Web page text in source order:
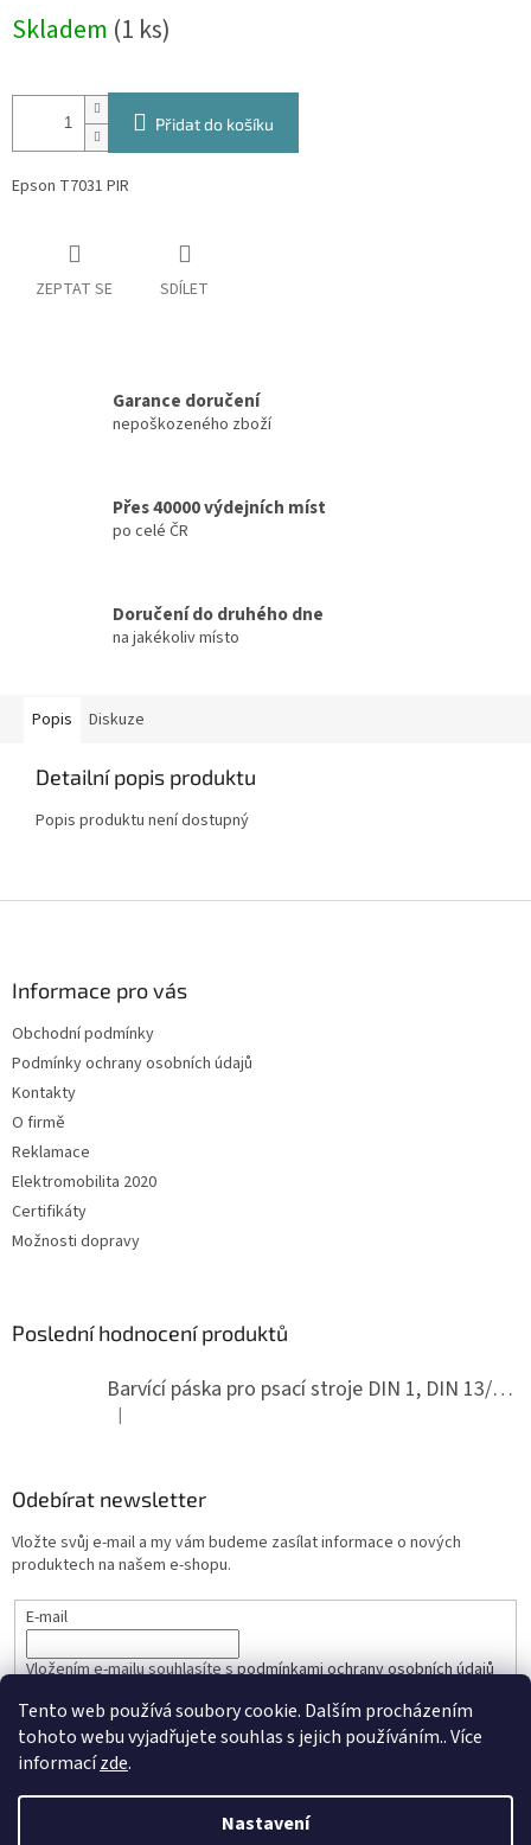
Tento web používá soubory cookie. Dalším procházením
tohoto webu vyjadřujete souhlas s jejich používáním.. Více
informacízde.
Nastavení
cena:
Skladem (1 ks)
Přidat do košíku
Epson T7031 PIR
ZEPTAT SE SDÍLET
Garance doručení
nepoškozeného zboží
Přes 40000 výdejních míst
po celé ČR
Doručení do druhého dne
na jakékoliv místo
Popis Diskuze
Detailní popis produktu
Popis produktu není dostupný
Informace pro vás
Obchodní podmínky
Podmínky ochrany osobních údajů
Kontakty
O firmě
Reklamace
Elektromobilita 2020
Certifikáty
Možnosti dopravy
Poslední hodnocení produktů
Barvící páska pro psací stroje DIN 1, DIN 13/10, LAND, PA červenočerná
Hodnocení produktu je 5 z 5 hvězdiček.
|
Odebírat newsletter
Vložte svůj e-mail a my vám budeme zasílat informace o nových
produktech na našem e-shopu.
E-mail
Vložením e-mailu souhlasíte spodmínkami ochrany osobních údajů
PŘIHLÁSIT SE
Vytvořil Shoptet